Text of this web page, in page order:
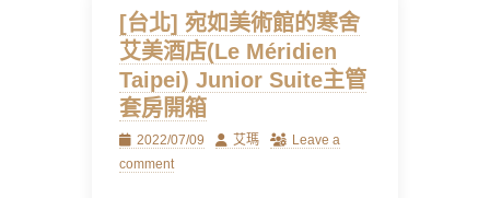
[台北] 宛如美術館的寒舍
艾美酒店(Le Méridien
Taipei) Junior Suite主管
套房開箱
Posted
on
2022/07/09 Author
艾瑪
Leave a
comment